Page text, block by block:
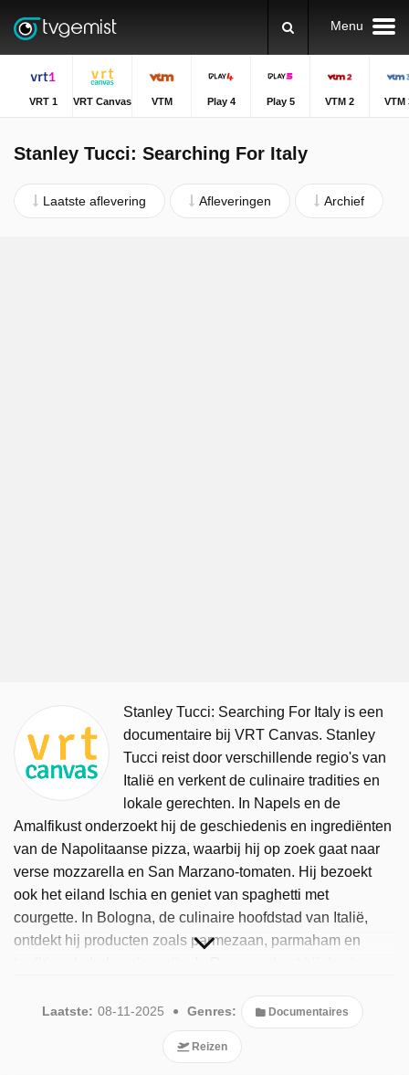
Menu
VRT 1 VRT Canvas VTM Play 4 Play 5 VTM 2 VTM
Stanley Tucci: Searching For Italy
Laatste aflevering Afleveringen Archief
Stanley Tucci: Searching For Italy is een
documentaire bij VRT Canvas. Stanley
Tucci reist door verschillende regio's van
Italië en verkent de culinaire tradities en
lokale gerechten. In Napels en de
Amalfikust onderzoekt hij de geschiedenis en ingrediënten
van de Napolitaanse pizza, waarbij hij op zoek gaat naar
verse mozzarella en San Marzano-tomaten. Hij bezoekt
ook het eiland Ischia en geniet van spaghetti met
courgette. In Bologna, de culinaire hoofdstad van Italië,
ontdekt hij producten zoals parmezaan, parmaham en
over de productie van olijfolie, groenten, kazen en tarwe.
Stanley Tucci ontmoet lokale producenten en chefs om de
rijke eetcultuur van Italië te begrijpen en te ervaren. Sinds
Laatste: 08-11-2025 Genres: Documentaires
Reizen